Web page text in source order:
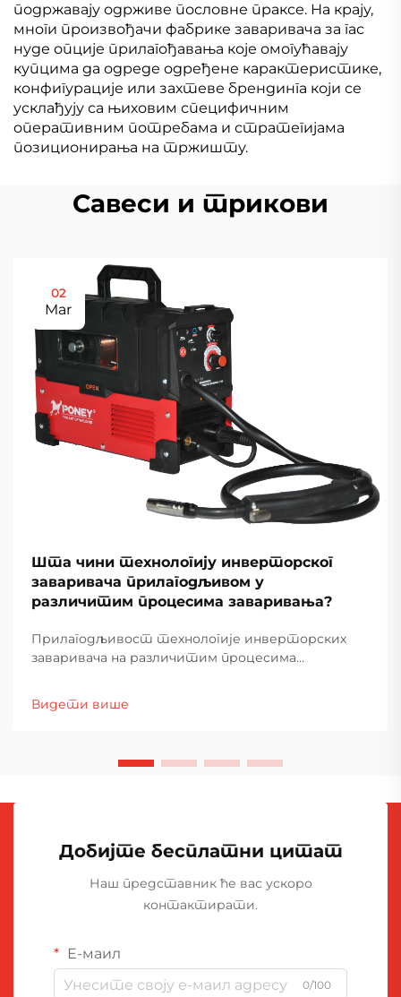
подржавају одрживе пословне праксе. На крају,
многи произвођачи фабрике заваривача за гас
нуде опције прилагођавања које омогућавају
купцима да одреде одређене карактеристике,
конфигурације или захтеве брендинга који се
усклађују са њиховим специфичним
оперативним потребама и стратегијама
позиционирања на тржишту.
Савеси и трикови
02
Mar
Шта чини технологију инверторског
заваривача прилагодљивом у
различитим процесима заваривања?
Прилагодљивост технологије инверторских
заваривача на различитим процесима
напредних електронских система за контролу.
инвертор са...
Видети више
Добијте бесплатни цитат
Наш представник ће вас ускоро
контактирати.
Е-маил
0/100